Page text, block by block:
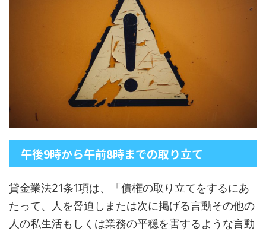
午後9時から午前8時までの取り立て
貸金業法21条1項は、「債権の取り立てをするにあ
たって、人を脅迫しまたは次に掲げる言動その他の
人の私生活もしくは業務の平穏を害するような言動